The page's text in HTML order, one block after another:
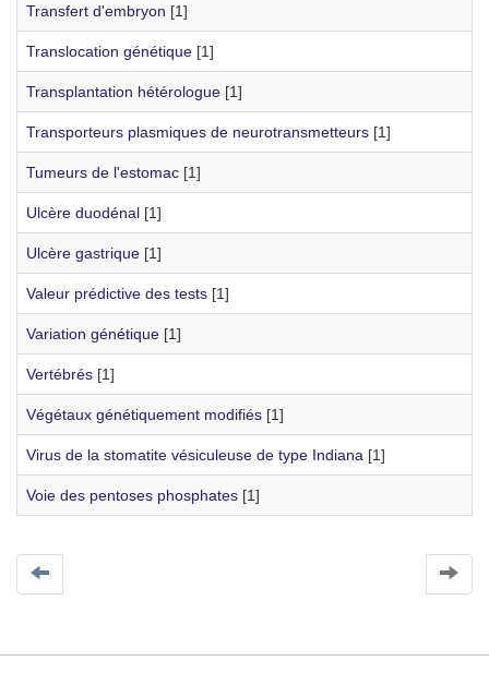
Transfert d'embryon [1]
Translocation génétique [1]
Transplantation hétérologue [1]
Transporteurs plasmiques de neurotransmetteurs [1]
Tumeurs de l'estomac [1]
Ulcère duodénal [1]
Ulcère gastrique [1]
Valeur prédictive des tests [1]
Variation génétique [1]
Vertébrés [1]
Végétaux génétiquement modifiés [1]
Virus de la stomatite vésiculeuse de type Indiana [1]
Voie des pentoses phosphates [1]